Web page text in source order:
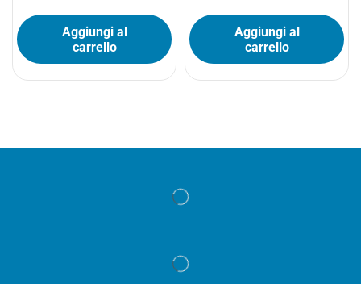
Aggiungi al
carrello
Aggiungi al
carrello